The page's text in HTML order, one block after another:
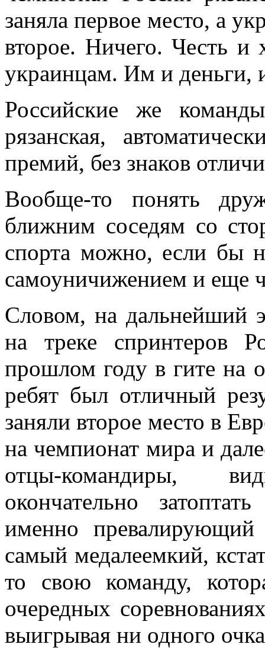
заняла первое место, а
второе. Ничего. Честь и
украинцам. Им и деньги,
Российские же
рязанская,
премий, без знаков
Вообще-то понять
ближним соседям со
спорта можно, если бы
самоуничижением и еще
Словом, на дальнейший
на треке спринтеров
прошлом году в гите на
ребят был отличный
заняли второе место в
на чемпионат мира и
отцы-командиры,
окончательно
именно
самый медалеемкий,
то свою команду,
очередных
выигрывая ни одного